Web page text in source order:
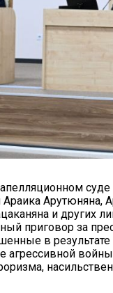
Арутюняна,
и других
приговор за
в
агрессивной